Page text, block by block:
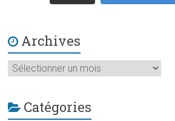
Archives
Archives
Catégories